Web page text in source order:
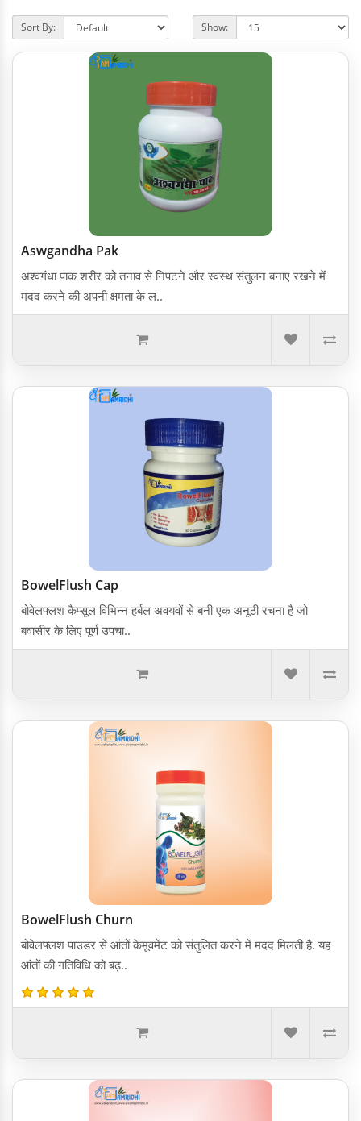
Sort By: Show:
Aswgandha Pak
अश्वगंधा पाक शरीर को तनाव से निपटने और स्वस्थ संतुलन बनाए रखने में
मदद करने की अपनी क्षमता के ल..
BowelFlush Cap
बोवेलफ्लश कैप्सूल विभिन्न हर्बल अवयवों से बनी एक अनूठी रचना है जो
बवासीर के लिए पूर्ण उपचा..
BowelFlush Churn
बोवेलफ्लश पाउडर से आंतों केमूवमेंट को संतुलित करने में मदद मिलती है. यह
आंतों की गतिविधि को बढ़..